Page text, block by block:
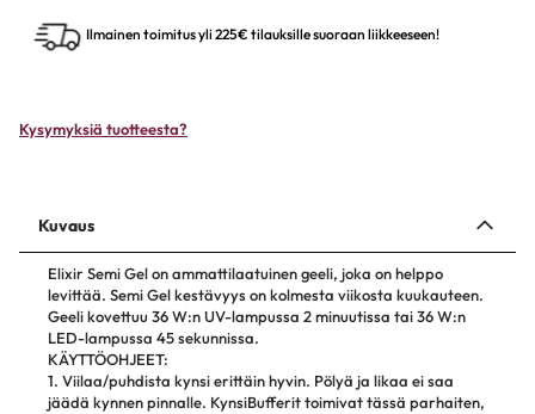
Ilmainen toimitus yli 225€ tilauksille suoraan liikkeeseen!
Kysymyksiä tuotteesta?
Kuvaus
Elixir Semi Gel on ammattilaatuinen geeli, joka on helppo
levittää. Semi Gel kestävyys on kolmesta viikosta kuukauteen.
Geeli kovettuu 36 W:n UV-lampussa 2 minuutissa tai 36 W:n
LED-lampussa 45 sekunnissa.
KÄYTTÖOHJEET:
1. Viilaa/puhdista kynsi erittäin hyvin. Pölyä ja likaa ei saa
jäädä kynnen pinnalle. KynsiBufferit toimivat tässä parhaiten,